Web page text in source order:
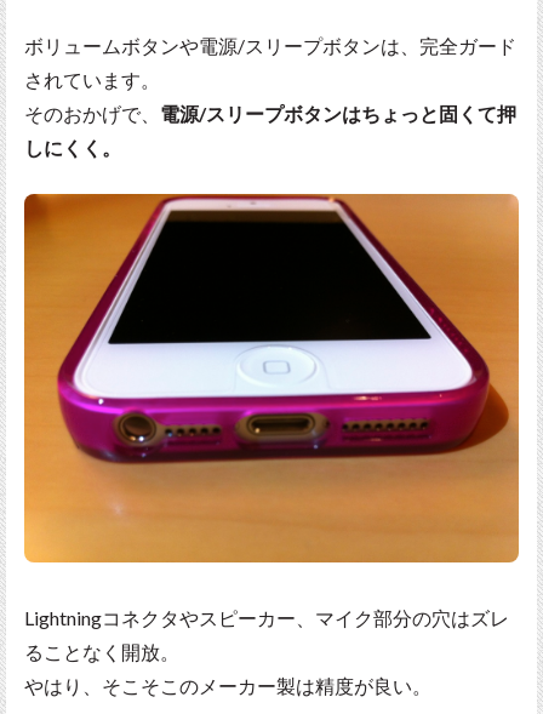
ボリュームボタンや電源/スリープボタンは、完全ガード
されています。
そのおかげで、 電源/スリープボタンはちょっと固くて押
しにくく。
Lightningコネクタやスピーカー、マイク部分の穴はズレ
ることなく開放。
やはり、そこそこのメーカー製は精度が良い。